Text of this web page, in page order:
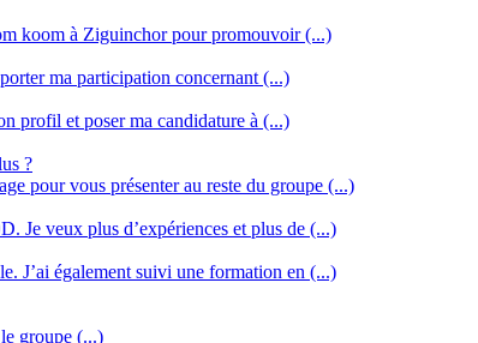
koom à Ziguinchor pour promouvoir (...)
ma participation concernant (...)
profil et poser ma candidature à (...)
?
pour vous présenter au reste du groupe (...)
Je veux plus d’expériences et plus de (...)
J’ai également suivi une formation en (...)
groupe (...)